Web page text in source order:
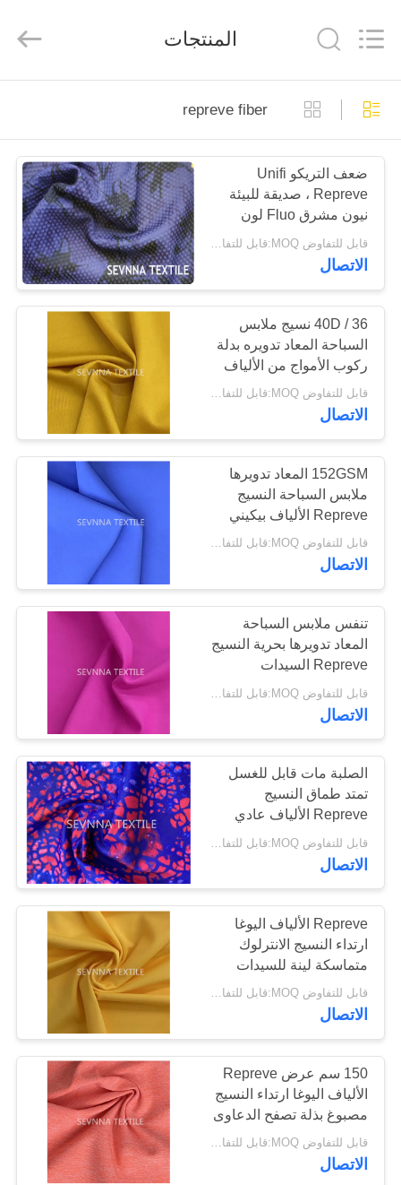
منزل،
بيت
منتجات
عرض
الواقع
الافتراضي
معلومات
جولة
المعمل
مراقبة
الجودة
اتصل
أخبار
حالات
خريطة
الموقع
PRIVACY
POLICY
TEXTILE.
المنتجات
repreve fiber
ضعف التريكو Unifi
Repreve ، صديقة للبيئة
نيون مشرق Fluo لون
Repreve نسيج الألياف
قابل للتفاوض MOQ:قابل للتفاوض
الاتصال
40D / 36 نسيج ملابس
السباحة المعاد تدويره بدلة
ركوب الأمواج من الألياف
قابل للتفاوض MOQ:قابل للتفاوض
الاتصال
152GSM المعاد تدويرها
ملابس السباحة النسيج
Repreve الألياف بيكيني
ملابس الشاطئ
قابل للتفاوض MOQ:قابل للتفاوض
الاتصال
تنفس ملابس السباحة
المعاد تدويرها بحرية النسيج
Repreve السيدات
البيكينيات الألياف
الاتصال
الصلبة مات قابل للغسل
تمتد طماق النسيج
Repreve الألياف عادي
صبغ
قابل للتفاوض MOQ:قابل للتفاوض
الاتصال
Repreve الألياف اليوغا
ارتداء النسيج الانترلوك
متماسكة لينة للسيدات
ملابس السباحة
قابل للتفاوض MOQ:قابل للتفاوض
الاتصال
150 سم عرض Repreve
الألياف اليوغا ارتداء النسيج
مصبوغ بذلة تصفح الدعاوى
قابل للتفاوض MOQ:قابل للتفاوض
الاتصال